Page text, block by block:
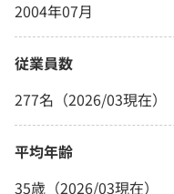
2004年07月
従業員数
277名（2026/03現在）
平均年齢
35歳（2026/03現在）